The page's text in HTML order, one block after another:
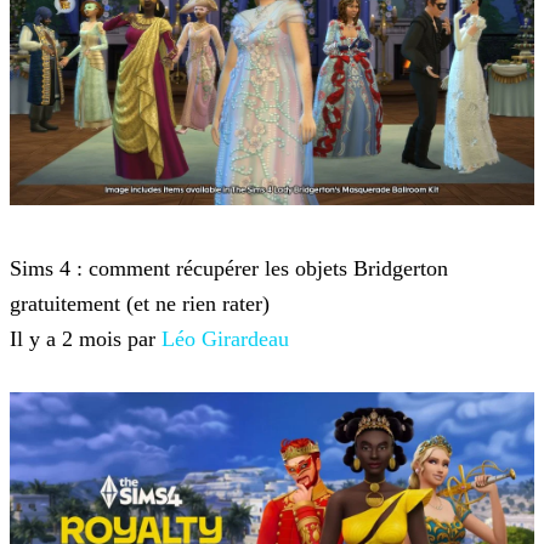
Sims 4 : comment récupérer les objets Bridgerton
gratuitement (et ne rien rater)
Il y a 2 mois par Léo Girardeau